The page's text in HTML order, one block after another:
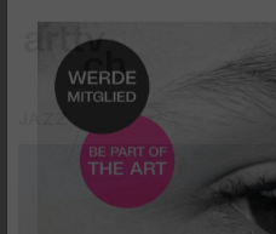
JAZZ